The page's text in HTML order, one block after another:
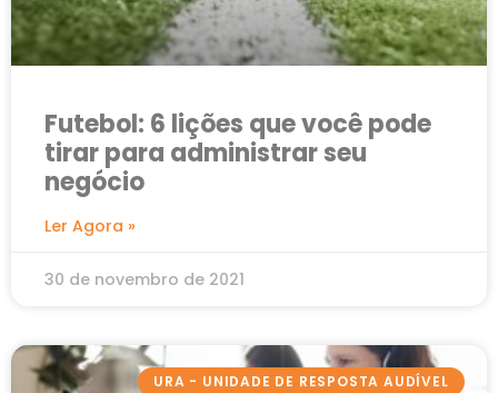
Futebol: 6 lições que você pode
tirar para administrar seu
negócio
Ler Agora »
30 de novembro de 2021
URA - UNIDADE DE RESPOSTA AUDÍVEL